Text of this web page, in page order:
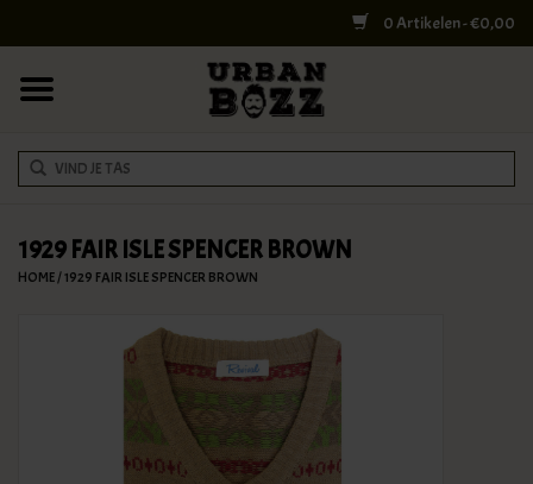
0 Artikelen - €0,00
COLLEGE BAGS
RUGZAKKEN
SHELBY BROTHERS
1929 FAIR ISLE SPENCER BROWN
HOME/1929 FAIR ISLE SPENCER BROWN